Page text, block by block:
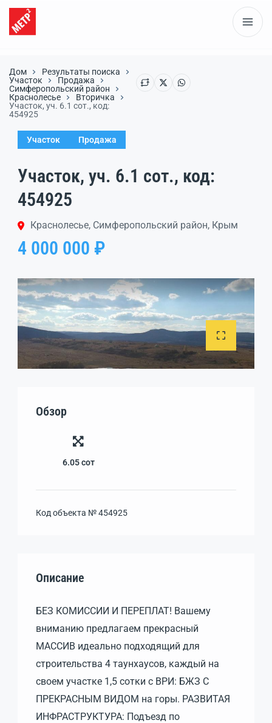
Дом
Результаты поиска
Участок
Продажа
Симферопольский район
Краснолесье
Вторичка
Участок, уч. 6.1 сот., код:
454925
Участок Продажа
Участок, уч. 6.1 сот., код:
454925
Краснолесье, Симферопольский район, Крым
4 000 000 ₽
Обзор
6.05 сот
Код объекта №454925
Описание
БЕЗ КОМИССИИ И ПЕРЕПЛАТ! Вашему
вниманию предлагаем прекрасный
МАССИВ идеально подходящий для
строительства 4 таунхаусов, каждый на
своем участке 1,5 сотки с ВРИ: БЖЗ С
ПРЕКРАСНЫМ ВИДОМ на горы. РАЗВИТАЯ
ИНФРАСТРУКТУРА: Подъезд по